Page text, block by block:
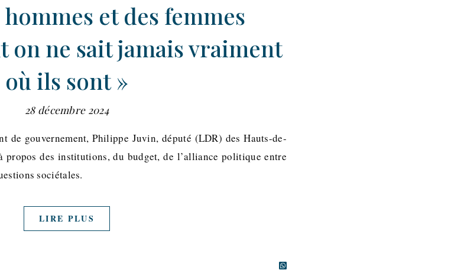
hommes et des femmes
on ne sait jamais vraiment
où ils sont »
28 décembre 2024
de gouvernement, Philippe Juvin, député (LDR) des Hauts-de-
propos des institutions, du budget, de l’alliance politique entre
sociétales.
LIRE PLUS